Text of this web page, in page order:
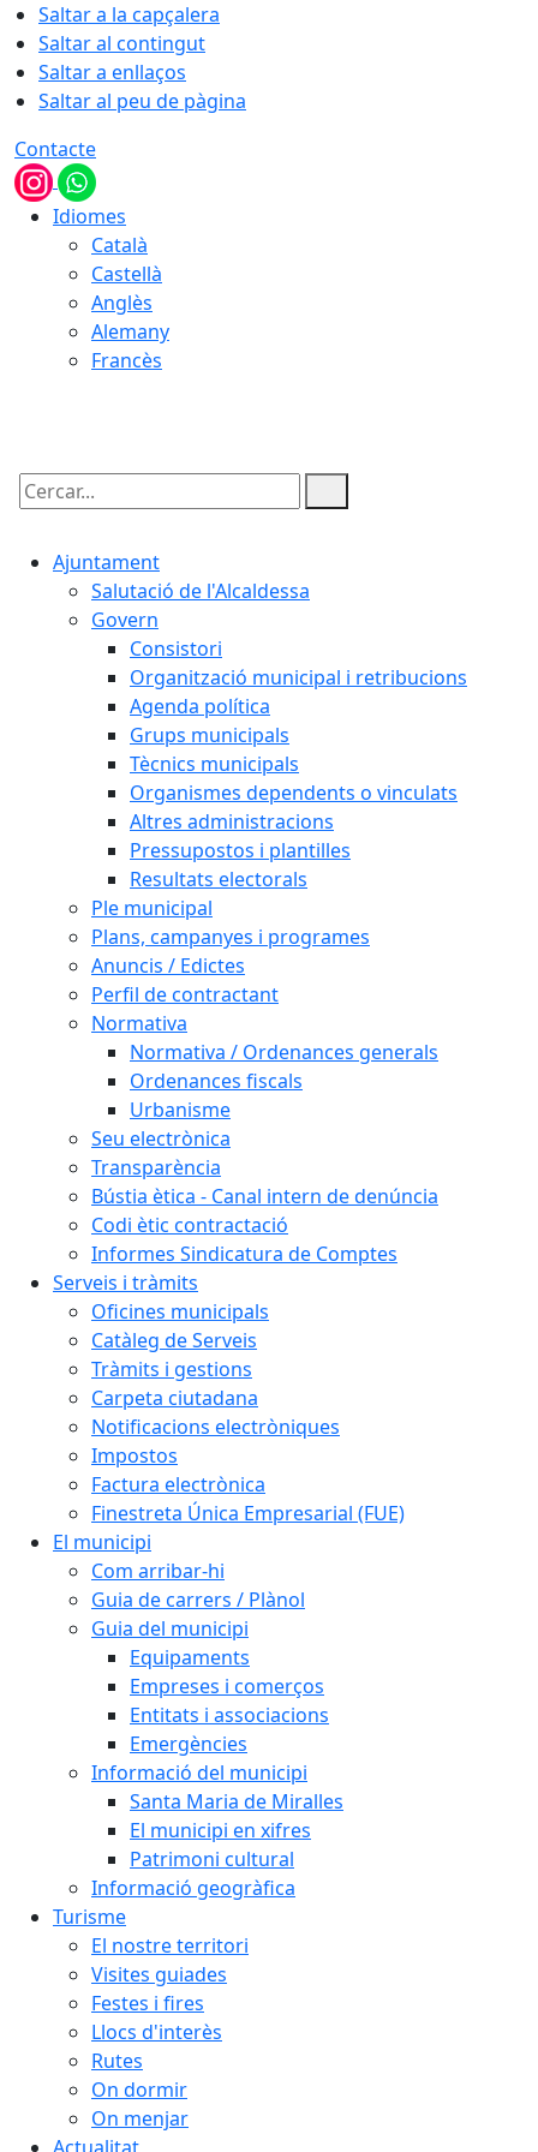
Saltar a la capçalera
Saltar al contingut
Saltar a enllaços
Saltar al peu de pàgina
Contacte
Idiomes
Català
Castellà
Anglès
Alemany
Francès
Cercar:
Ajuntament
Salutació de l'Alcaldessa
Govern
Consistori
Organització municipal i retribucions
Agenda política
Grups municipals
Tècnics municipals
Organismes dependents o vinculats
Altres administracions
Pressupostos i plantilles
Resultats electorals
Ple municipal
Plans, campanyes i programes
Anuncis / Edictes
Perfil de contractant
Normativa
Normativa / Ordenances generals
Ordenances fiscals
Urbanisme
Seu electrònica
Transparència
Bústia ètica - Canal intern de denúncia
Codi ètic contractació
Informes Sindicatura de Comptes
Serveis i tràmits
Oficines municipals
Catàleg de Serveis
Tràmits i gestions
Carpeta ciutadana
Notificacions electròniques
Impostos
Factura electrònica
Finestreta Única Empresarial (FUE)
El municipi
Com arribar-hi
Guia de carrers / Plànol
Guia del municipi
Equipaments
Empreses i comerços
Entitats i associacions
Emergències
Informació del municipi
Santa Maria de Miralles
El municipi en xifres
Patrimoni cultural
Informació geogràfica
Turisme
El nostre territori
Visites guiades
Festes i fires
Llocs d'interès
Rutes
On dormir
On menjar